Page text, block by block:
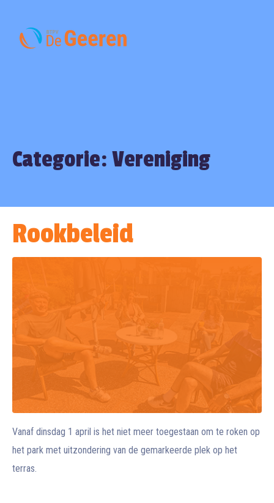
Categorie: Vereniging
Rookbeleid
Vanaf dinsdag 1 april is het niet meer toegestaan om te roken op
het park met uitzondering van de gemarkeerde plek op het
terras.